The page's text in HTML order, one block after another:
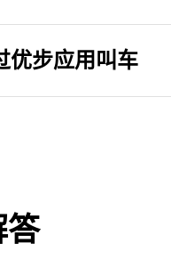
优步应用叫车
答